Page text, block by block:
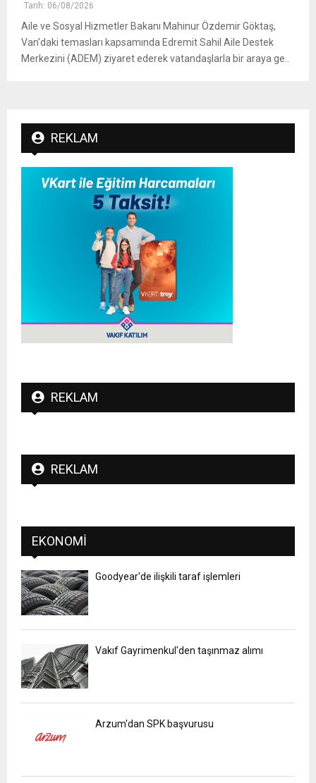
Tarih: 06/08/2026
Aile ve Sosyal Hizmetler Bakanı Mahinur Özdemir Göktaş,
Van'daki temasları kapsamında Edremit Sahil Aile Destek
Merkezini (ADEM) ziyaret ederek vatandaşlarla bir araya ge..
REKLAM
REKLAM
REKLAM
EKONOMI
Goodyear'de ilişkili taraf işlemleri
Vakıf Gayrimenkul'den taşınmaz alımı
Arzum'dan SPK başvurusu